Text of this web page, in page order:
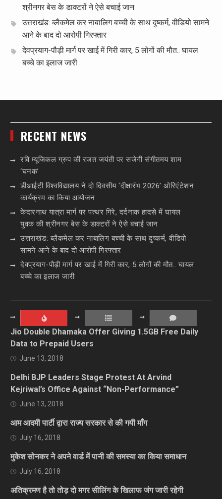
श्रीनगर बेस के डाक्टरों ने ऐसे बचाई जान
उत्तराखंड: ब्लैकमेल कर नाबालिग बच्ची के साथ दुष्कर्म, वीडियो सामने
आने के बाद दो आरोपी गिरफ्तार
देवप्रयाग-पौड़ी मार्ग पर खाई में गिरी कार, 5 लोगों की मौत.. घायल
बच्चे का इलाज जारी
RECENT NEWS
रवि म्यूजिकल ग्रुप की रजत जयंती पर सजेगी संगीतमय शाम
‘घनक’
डीआईटी विश्वविद्यालय ने दो दिवसीय ‘दीक्षारंभ 2026’ ओरिएंटेशन
कार्यक्रम का किया आयोजन
केदारनाथ यात्रा मार्ग पर पत्थर गिरे, दर्दनाक हादसे में घायल
युवक की श्रीनगर बेस के डाक्टरों ने ऐसे बचाई जान
उत्तराखंड: ब्लैकमेल कर नाबालिग बच्ची के साथ दुष्कर्म, वीडियो
सामने आने के बाद दो आरोपी गिरफ्तार
देवप्रयाग-पौड़ी मार्ग पर खाई में गिरी कार, 5 लोगों की मौत.. घायल
बच्चे का इलाज जारी
Jio Double Dhamaka Offer Giving 1.5GB Free Daily
Data to Prepaid Users
June 13, 2018
Delhi BJP Leaders Stage Protest At Arvind
Kejriwal’s Office Against “Non-Performance”
June 13, 2018
आम आदमी पार्टी द्वारा राज्य सरकार से की गयी माँग
July 16, 2018
मुकेश सोनकर ने अपने वार्ड में पानी की समस्या का किया समाधान
July 16, 2018
अतिक्रमण है तो तोड़ दो मगर सीलिंग के खिलाफ जंग जारी रहेगी